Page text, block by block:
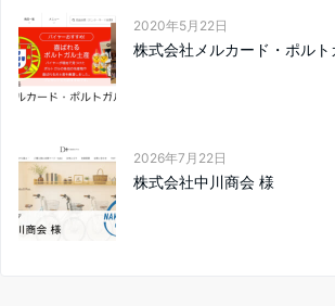
2020年5月22日
株式会社メルカード・ポルト
2026年7月22日
株式会社中川商会 様